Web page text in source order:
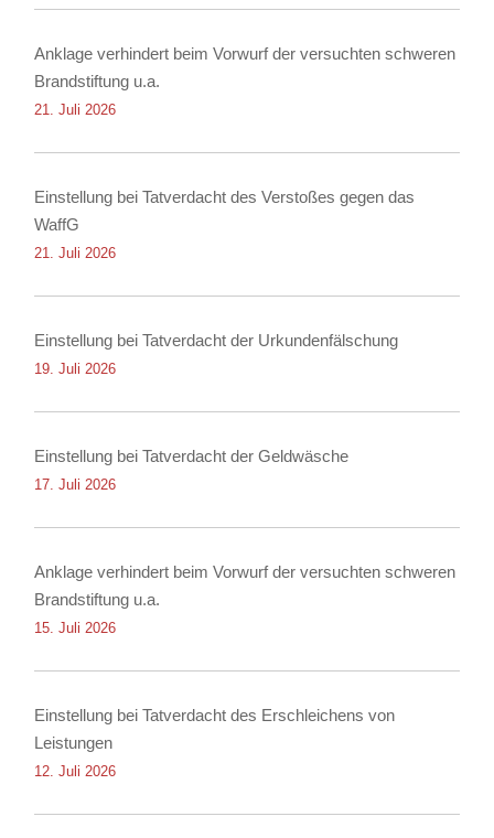
Anklage verhindert beim Vorwurf der versuchten schweren
Brandstiftung u.a.
21. Juli 2026
Einstellung bei Tatverdacht des Verstoßes gegen das
WaffG
21. Juli 2026
Einstellung bei Tatverdacht der Urkundenfälschung
19. Juli 2026
Einstellung bei Tatverdacht der Geldwäsche
17. Juli 2026
Anklage verhindert beim Vorwurf der versuchten schweren
Brandstiftung u.a.
15. Juli 2026
Einstellung bei Tatverdacht des Erschleichens von
Leistungen
12. Juli 2026